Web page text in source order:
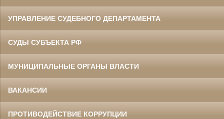
УПРАВЛЕНИЕ СУДЕБНОГО ДЕПАРТАМЕНТА
СУДЫ СУБЪЕКТА РФ
МУНИЦИПАЛЬНЫЕ ОРГАНЫ ВЛАСТИ
ВАКАНСИИ
ПРОТИВОДЕЙСТВИЕ КОРРУПЦИИ